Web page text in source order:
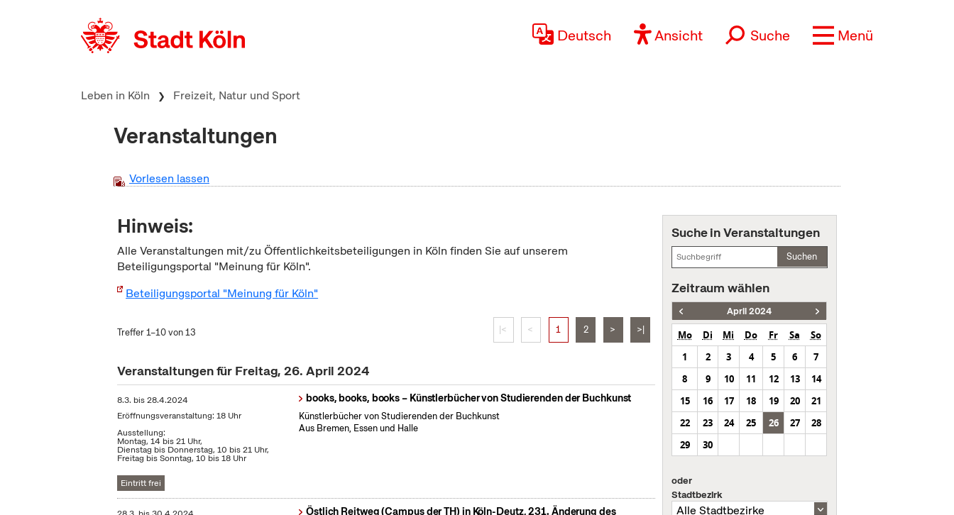
Deutsch Ansicht Suche Menü
Leben in Köln Freizeit, Natur und Sport
Veranstaltungen
Vorlesen lassen
Hinweis:
Alle Veranstaltungen mit/zu Öffentlichkeitsbeteiligungen in Köln finden Sie auf unserem
Beteiligungsportal "Meinung für Köln".
Beteiligungsportal "Meinung für Köln"
Treffer 1–10 von 13 |< < 1 2 > >|
Veranstaltungen für Freitag, 26. April 2024
8.3. bis28.4.2024
Eröffnungsveranstaltung: 18 Uhr
Ausstellung:
Montag, 14 bis 21 Uhr,
Dienstag bis Donnerstag, 10 bis 21 Uhr,
Freitag bis Sonntag, 10 bis 18 Uhr
Eintritt frei
books, books, books – Künstlerbücher von Studierenden der Buchkunst
Künstlerbücher von Studierenden der Buchkunst
Aus Bremen, Essen und Halle
Östlich Reitweg (Campus der TH) in Köln-Deutz, 231. Änderung des
Suche in Veranstaltungen
Suchen
Zeitraum wählen
April 2024
Mo Di Mi Do Fr Sa
So
1
2 3 4 5 6
7
8
9 10 11 12 13
14
15
16 17 18 19 20
21
22
23 24 25 26 27
28
29
30
oder
Stadtbezirk